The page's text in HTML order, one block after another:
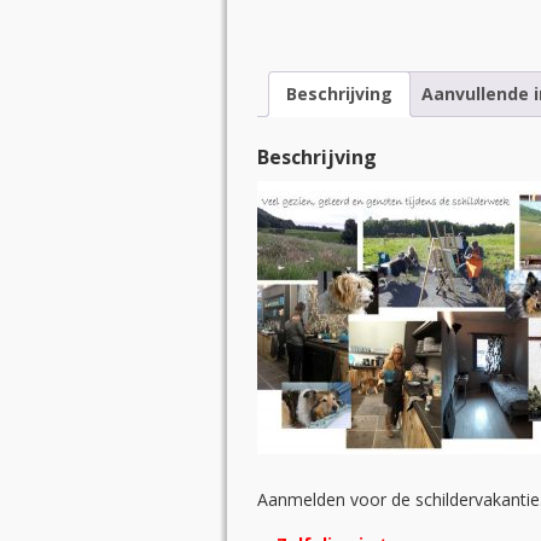
Beschrijving Aanvullende
Beschrijving
Aanmelden voor de schildervakantie.